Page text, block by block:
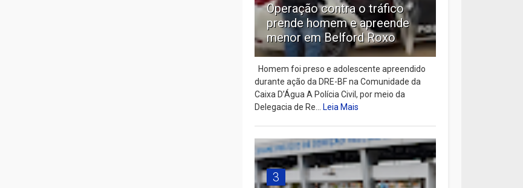
Operação contra o tráfico
prende homem e apreende
menor em Belford Roxo
Homem foi preso e adolescente apreendido
durante ação da DRE-BF na Comunidade da
Caixa D’Água A Polícia Civil, por meio da
Delegacia de Re...Leia Mais
3